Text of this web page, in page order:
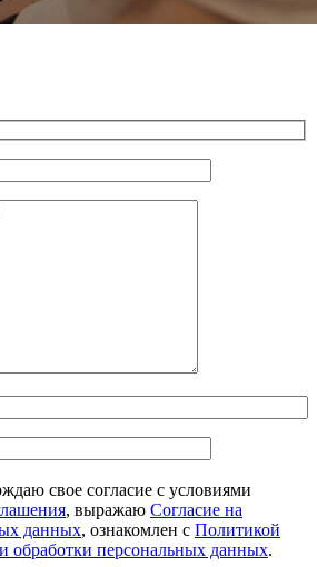
свое согласие с условиями
, выражаю Согласие на
данных, ознакомлен с Политикой
обработки персональных данных.